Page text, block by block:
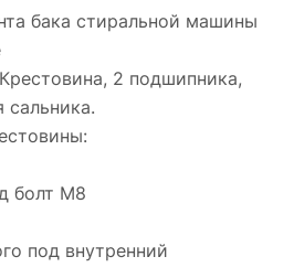
бака стиральной машины
2 подшипника,
сальника.
болт M8
под внутренний